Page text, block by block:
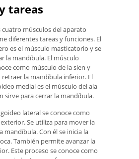
tareas
cuatro músculos del aparato
diferentes tareas y funciones. El
es el músculo masticatorio y se
la mandíbula. El músculo
como músculo de la sien y
retraer la mandíbula inferior. El
medial es el músculo del ala
sirve para cerrar la mandíbula.
lateral se conoce como
Se utiliza para mover la
mandíbula. Con él se inicia la
También permite avanzar la
Este proceso se conoce como